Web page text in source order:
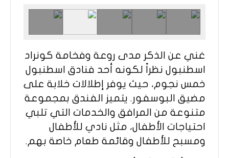
غني عن الذكر مدى روعة وفخامة كونراد
اسطنبول نظراً لكونه أحد فنادق اسطنبول
خمس نجوم، حيث يوفر إطلالات خلابة على
مضيق البوسفور. يتميز الفندق بمجموعة
متنوعة من المرافق والخدمات التي تلبي
احتياجات الأطفال، مثل نادي للأطفال
ومسبح للأطفال وقائمة طعام خاصة بهم.